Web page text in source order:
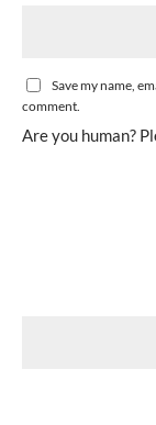
Save my name,
comment.
Are you human?